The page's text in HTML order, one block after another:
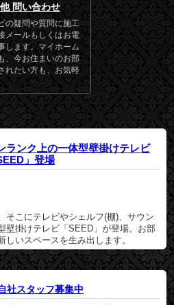
問い合わせ
の疑問や質問に施工
メールもしくはお電
します。マイホーム
、今お住まいのお部
れたい方も、お気軽
ランク上の一体型壁掛けテレビ
」登場
そこにテレビやシェルフ(棚)、サウン
壁掛けテレビ「SEED」が登場。お部
いスペースを生み出します。
社スタッフ募集中